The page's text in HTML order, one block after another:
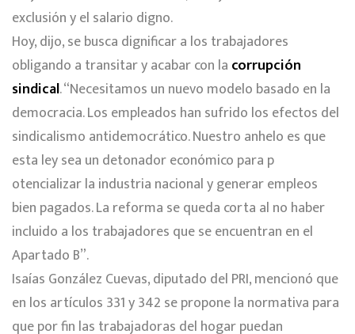
exclusión y el salario digno.
Hoy, dijo, se busca dignificar a los trabajadores
obligando a transitar y acabar con la corrupción
sindical. “Necesitamos un nuevo modelo basado en la
democracia. Los empleados han sufrido los efectos del
sindicalismo antidemocrático. Nuestro anhelo es que
esta ley sea un detonador económico para p
otencializar la industria nacional y generar empleos
bien pagados. La reforma se queda corta al no haber
incluido a los trabajadores que se encuentran en el
Apartado B”.
Isaías González Cuevas, diputado del PRI, mencionó que
en los artículos 331 y 342 se propone la normativa para
que por fin las trabajadoras del hogar puedan